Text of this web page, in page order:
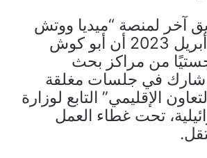
آخر لمنصة “ميديا ووتش
فلسطين” في أبريل 2023 أن أبو كوش
من مراكز بحث
شارك في جلسات مغلقة
الإقليمي” التابع لوزارة
تحت غطاء العمل